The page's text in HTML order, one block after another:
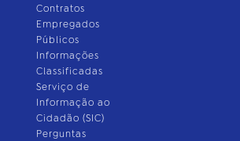
Contratos
Empregados
Públicos
Informações
Classificadas
Serviço de
Informação ao
Cidadão (SIC)
Perguntas